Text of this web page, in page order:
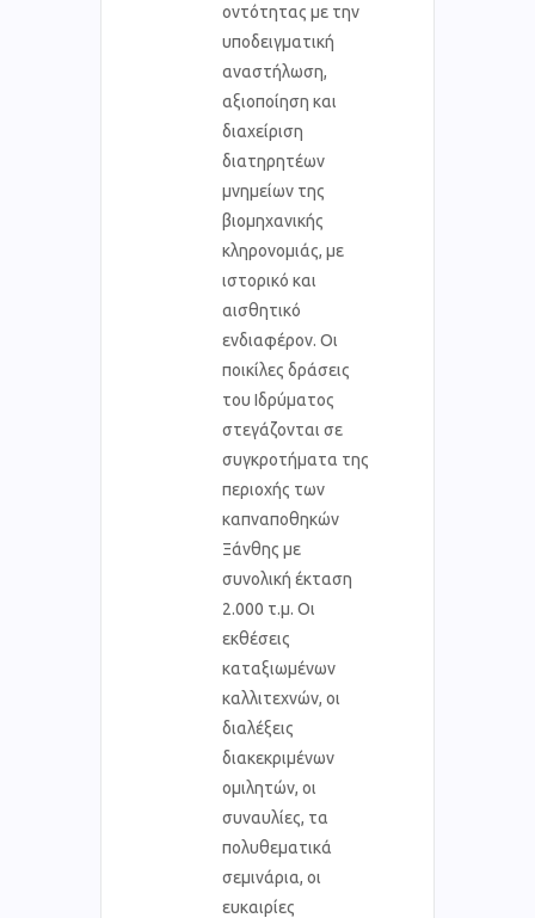
οντότητας με την
υποδειγματική
αναστήλωση,
αξιοποίηση και
διαχείριση
διατηρητέων
μνημείων της
βιομηχανικής
κληρονομιάς, με
ιστορικό και
αισθητικό
ενδιαφέρον. Οι
ποικίλες δράσεις
του Ιδρύματος
στεγάζονται σε
συγκροτήματα της
περιοχής των
καπναποθηκών
Ξάνθης με
συνολική έκταση
2.000 τ.μ. Οι
εκθέσεις
καταξιωμένων
καλλιτεχνών, οι
διαλέξεις
διακεκριμένων
ομιλητών, οι
συναυλίες, τα
πολυθεματικά
σεμινάρια, οι
ευκαιρίες